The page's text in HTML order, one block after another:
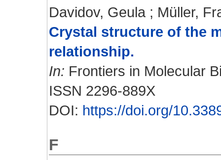
Davidov, Geula ; Müller,
Crystal structure of the
relationship.
In: Frontiers in Molecular
ISSN 2296-889X
DOI: https://doi.org/
F